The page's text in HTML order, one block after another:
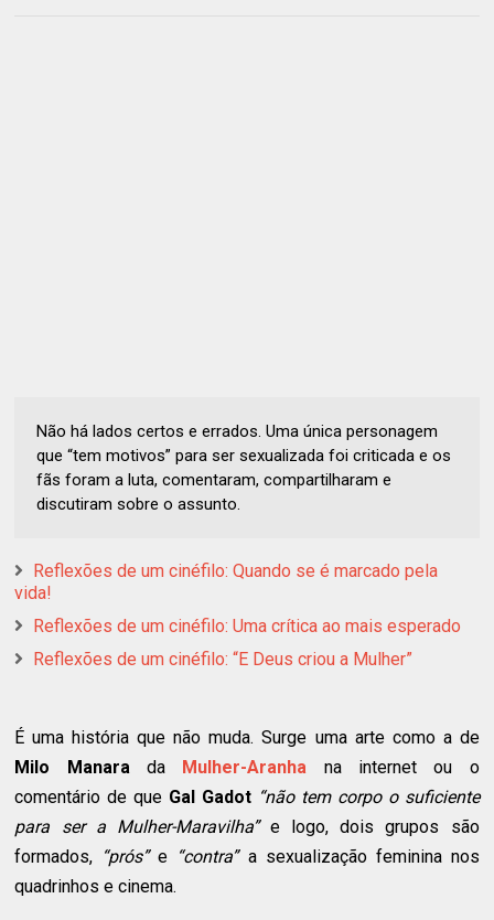
Não há lados certos e errados. Uma única personagem
que “tem motivos” para ser sexualizada foi criticada e os
fãs foram a luta, comentaram, compartilharam e
discutiram sobre o assunto.
Reflexões de um cinéfilo: Quando se é marcado pela
vida!
Reflexões de um cinéfilo: Uma crítica ao mais esperado
Reflexões de um cinéfilo: “E Deus criou a Mulher”
É uma história que não muda. Surge uma arte como a de
Milo Manara da Mulher-Aranha na internet ou o
comentário de que Gal Gadot “não tem corpo o suficiente
para ser a Mulher-Maravilha” e logo, dois grupos são
formados, “prós”e “contra”a sexualização feminina nos
quadrinhos e cinema.